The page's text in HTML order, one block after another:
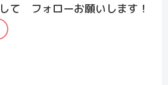
て フォローお願いします！